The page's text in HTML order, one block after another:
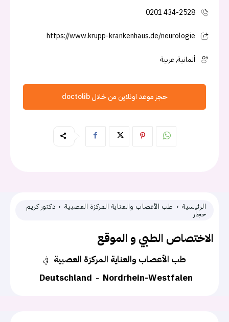
الرئيسية طب الأعصاب والعناية المركزة العصبية دكتور كريم
حجار
الاختصاص الطبي و الموقع
في طب الأعصاب والعناية المركزة العصبية
Deutschland
Nordrhein-Westfalen
0201 434-2528
https://www.krupp-krankenhaus.de/neurologie
ألمانية, عربية
حجز موعد اونلاين من خلال doctolib